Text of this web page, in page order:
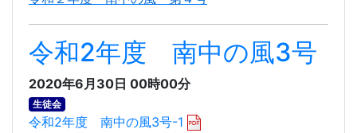
令和2年度 南中の風3号
2020年6月30日 00時00分
生徒会
令和2年度 南中の風3号-1